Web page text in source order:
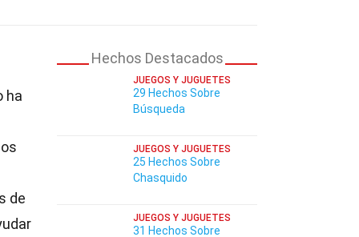
ha
de
Hechos Destacados
JUEGOS Y JUGUETES
29 Hechos Sobre
Búsqueda
JUEGOS Y JUGUETES
25 Hechos Sobre
Chasquido
JUEGOS Y JUGUETES
31 Hechos Sobre